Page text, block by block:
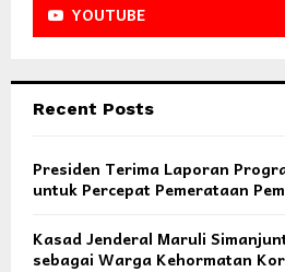
YOUTUBE
Recent Posts
Presiden Terima Laporan
untuk Percepat Pemerataan
Kasad Jenderal Maruli
sebagai Warga Kehormatan